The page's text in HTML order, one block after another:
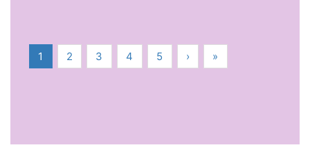
1 2 3 4 5 › »